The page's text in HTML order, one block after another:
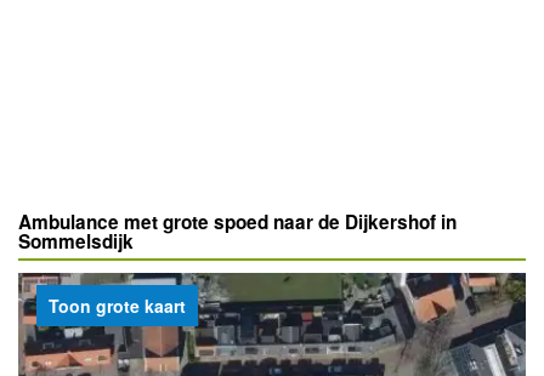
Ambulance met grote spoed naar de Dijkershof in
Sommelsdijk
Toon grote kaart